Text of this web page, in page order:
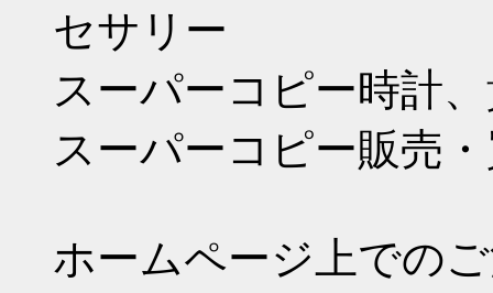
セサリー
スーパーコピー時計
スーパーコピー販売
ホームページ上での